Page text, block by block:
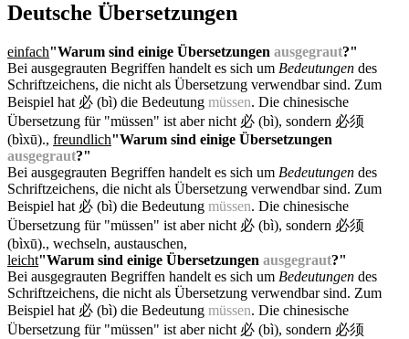
Deutsche Übersetzungen
einfach"Warum sind einige Übersetzungen ausgegraut?"
Bei ausgegrauten Begriffen handelt es sich um Bedeutungen des
Schriftzeichens, die nicht als Übersetzung verwendbar sind. Zum
Beispiel hat 必 (bì) die Bedeutung müssen. Die chinesische
Übersetzung für "müssen" ist aber nicht 必 (bì), sondern 必须
(bìxū)., freundlich"Warum sind einige Übersetzungen
ausgegraut?"
Bei ausgegrauten Begriffen handelt es sich um Bedeutungen des
Schriftzeichens, die nicht als Übersetzung verwendbar sind. Zum
Beispiel hat 必 (bì) die Bedeutung müssen. Die chinesische
Übersetzung für "müssen" ist aber nicht 必 (bì), sondern 必须
(bìxū)., wechseln, austauschen,
leicht"Warum sind einige Übersetzungen ausgegraut?"
Bei ausgegrauten Begriffen handelt es sich um Bedeutungen des
Schriftzeichens, die nicht als Übersetzung verwendbar sind. Zum
Beispiel hat 必 (bì) die Bedeutung müssen. Die chinesische
Übersetzung für "müssen" ist aber nicht 必 (bì), sondern 必须